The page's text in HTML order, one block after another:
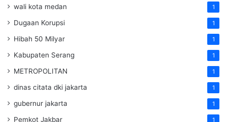
wali kota medan 1
Dugaan Korupsi 1
Hibah 50 Milyar 1
Kabupaten Serang 1
METROPOLITAN 1
dinas citata dki jakarta 1
gubernur jakarta 1
Pemkot Jakbar 1